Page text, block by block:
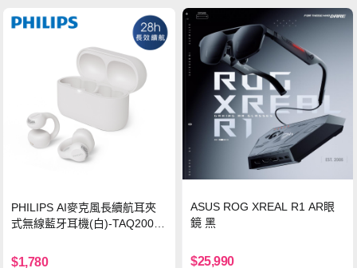
PHILIPS AI麥克風長續航耳夾
式無線藍牙耳機(白)-TAQ2000
$1,780
ASUS ROG XREAL R1 AR眼
鏡 黑
$25,990